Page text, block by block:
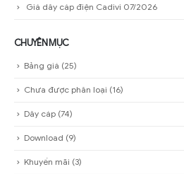
Giá dây cáp điện Cadivi 07/2026
CHUYÊN MỤC
Bảng giá (25)
Chưa được phân loại (16)
Dây cáp (74)
Download (9)
Khuyến mãi (3)